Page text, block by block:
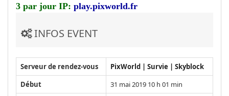
3 par jour IP: play.pixworld.fr
INFOS EVENT
Serveur de rendez-vous
PixWorld | Survie | Skyblock
Début
31 mai 2019 10 h 01 min